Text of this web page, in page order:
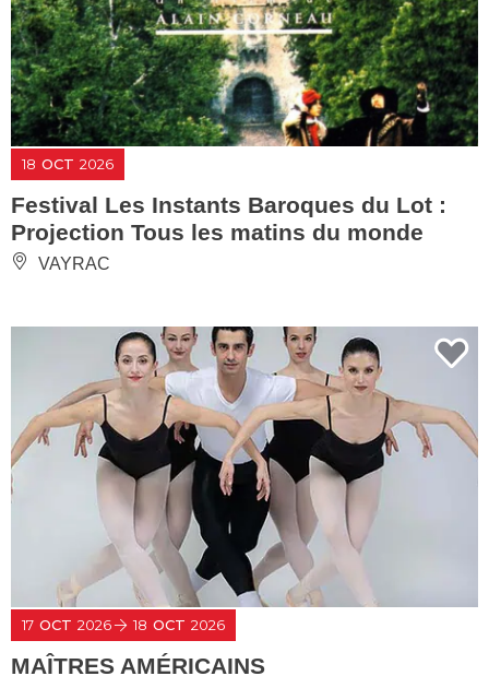
18 OCT 2026
Festival Les Instants Baroques du Lot :
Projection Tous les matins du monde
VAYRAC
17 OCT 2026 18 OCT 2026
MAÎTRES AMÉRICAINS